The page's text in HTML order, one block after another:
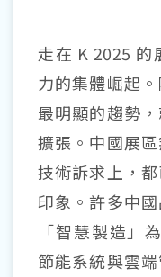
走在 K 2025 的
力的集體崛起
最明顯的趨勢
擴張。中國展
技術訴求上，
印象。許多中
「智慧製造」
節能系統與雲